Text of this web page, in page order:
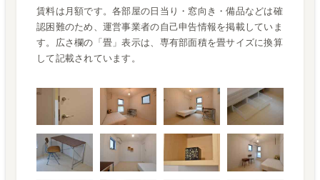
賃料は月額です。各部屋の日当り・窓向き・備品などは確
認困難のため、運営事業者の自己申告情報を掲載していま
す。広さ欄の「畳」表示は、専有部面積を畳サイズに換算
して記載されています。